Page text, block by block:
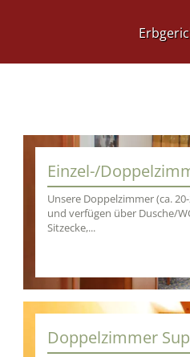
Einzel-/
Unsere Doppelzimmer (ca.
und verfügen über Dusche/
Sitzecke,...
Doppelzimmer